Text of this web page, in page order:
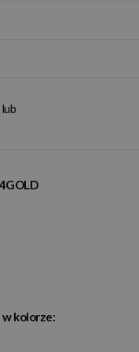
lub
w kolorze: